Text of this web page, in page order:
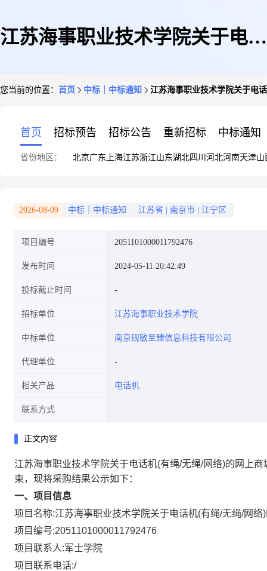
江苏海事职业技术学院关于电话
您当前的位置： 首页 中标｜中标通知 江苏海事职业技术学院关于电
首页 招标预告 招标公告 重新招标 中标通知
省份地区： 北京广东 上海江苏浙江山东湖北四川 河北河南天津山
2026-08-09 中标｜中标通知 江苏省 南京市 江宁区
项目编号 2051101000011792476
发布时间 2024-05-11 20:42:49
投标截止时间
招标单位 江苏海事职业技术学院
中标单位 南京砚敏至臻信息科技有限公司
代理单位
相关产品 电话机
联系方式
正文内容
江苏海事职业技术学院关于电话机(有绳/无绳/网络)的网上商
束，现将采购结果公示如下：
一、项目信息
项目名称:江苏海事职业技术学院关于电话机(有绳/无绳/网络
项目编号:2051101000011792476
项目联系人:军士学院
项目联系电话:/